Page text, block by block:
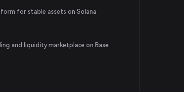
for stable assets on Solana
and liquidity marketplace on Base